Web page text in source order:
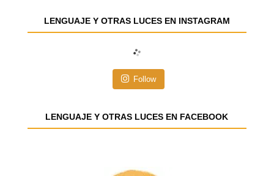
c
m
LENGUAJE Y OTRAS LUCES EN INSTAGRAM
Follow
LENGUAJE Y OTRAS LUCES EN FACEBOOK